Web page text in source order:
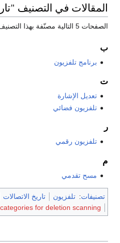
المقالات في التصنيف
الصفحات 5 التالية مصنّفة بهذا التصنيف، من إجمالي 5.
ب
برنامج تلفزيون
ت
تعديل الإشارة
تلفزيون فضائي
ر
تلفزيون رقمي
م
مسح تقدمي
تصنيفات: تلفزيون تاريخ الاتصالات
for deletion scanning